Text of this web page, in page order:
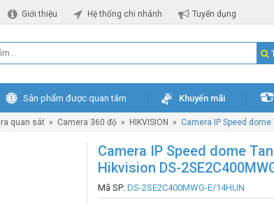
Giới thiệu Hệ thống chi nhánh Tuyển dụng
Sản phẩm được quan tâm Khuyến mãi
quan sát » Camera 360 độ » HIKVISION » Camera IP Speed dome
Camera IP Speed dome
Hikvision DS-
Mã SP: DS-2SE2C400MWG-E/14HUN